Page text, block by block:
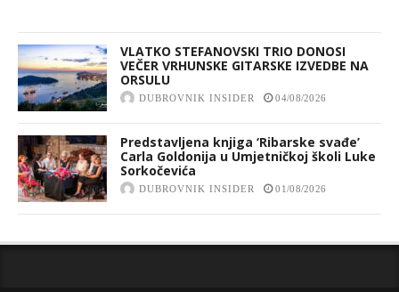
VLATKO STEFANOVSKI TRIO DONOSI
VEČER VRHUNSKE GITARSKE IZVEDBE NA
ORSULU
DUBROVNIK INSIDER 04/08/2026
Predstavljena knjiga ‘Ribarske svađe’
Carla Goldonija u Umjetničkoj školi Luke
Sorkočevića
DUBROVNIK INSIDER 01/08/2026